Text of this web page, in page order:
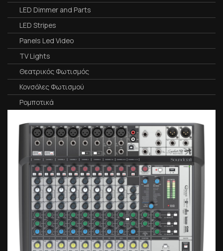
LED Dimmer and Parts
LED Stripes
Panels Led Video
TV Lights
Θεατρικός Φωτισμός
Κονσόλες Φωτισμού
Ρομποτικά